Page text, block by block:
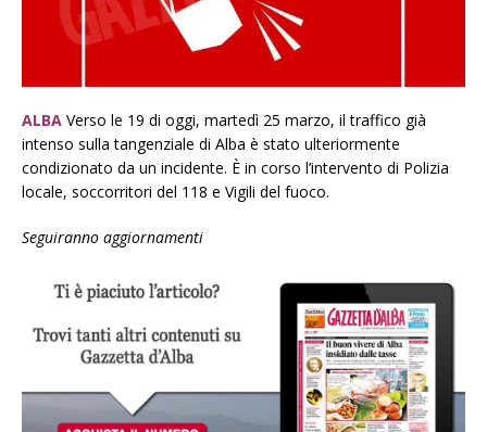
ALBA Verso le 19 di oggi, martedì 25 marzo, il traffico già
intenso sulla tangenziale di Alba è stato ulteriormente
condizionato da un incidente. È in corso l’intervento di Polizia
locale, soccorritori del 118 e Vigili del fuoco.
Seguiranno aggiornamenti